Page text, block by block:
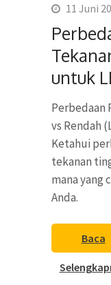
11 Juni
untuk
Perbedaan
vs Rendah
Ketahui
tekanan
mana yang
Anda.
Baca